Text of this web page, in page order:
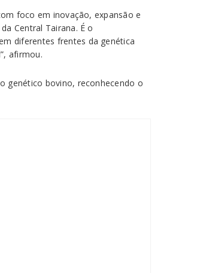
foco em inovação, expansão e
Central Tairana. É o
diferentes frentes da genética
afirmou.
genético bovino, reconhecendo o